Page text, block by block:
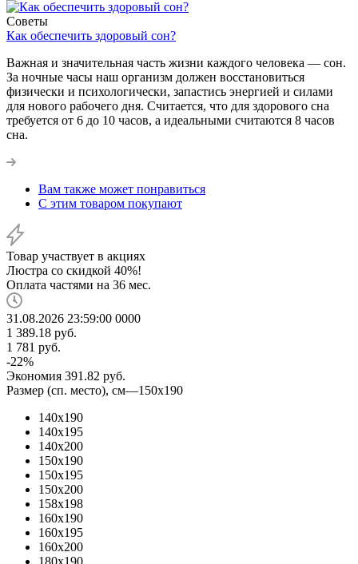
Советы
Как обеспечить здоровый сон?
Важная и значительная часть жизни каждого человека — сон.
За ночные часы наш организм должен восстановиться
физически и психологически, запастись энергией и силами
для нового рабочего дня. Считается, что для здорового сна
требуется от 6 до 10 часов, а идеальными считаются 8 часов
сна.
Вам также может понравиться
С этим товаром покупают
Товар участвует в акциях
Люстра со скидкой 40%!
Оплата частями на 36 мес.
31.08.2026 23:59:00 0000
1 389.18 руб.
1 781 руб.
-22%
Экономия 391.82 руб.
Размер (сп. место), см—150x190
140x190
140x195
140x200
150x190
150x195
150x200
158x198
160x190
160x195
160x200
180x190